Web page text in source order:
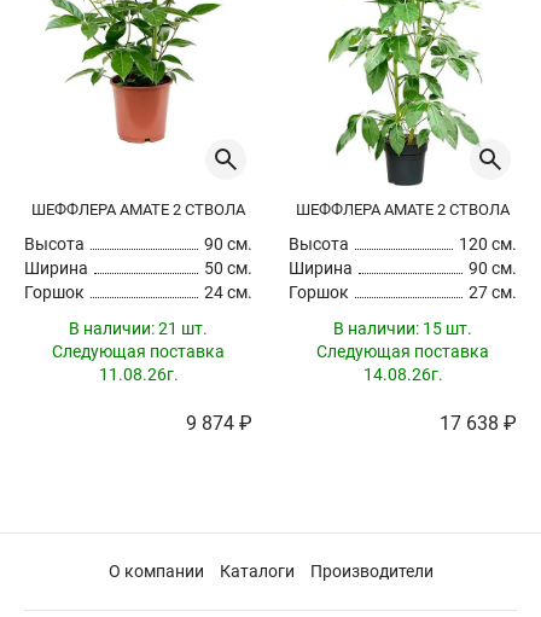
ШЕФФЛЕРА АМАТЕ 2 СТВОЛА
Высота
90 см.
Ширина
50 см.
Горшок
24 см.
В наличии:21 шт.
Следующая поставка
11.08.26г.
9 874 ₽
ШЕФФЛЕРА АМАТЕ 2 СТВОЛА
Высота
120 см.
Ширина
90 см.
Горшок
27 см.
В наличии: 15 шт.
Следующая поставка
14.08.26г.
17 638 ₽
О компании Каталоги Производители